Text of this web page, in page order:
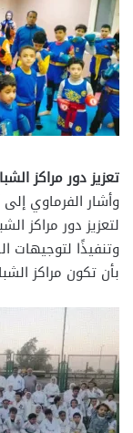
تعزيز دور مراكز
وأشار الفرماوي
لتعزيز دور مراكز
وتنفيذًا لتوجيهات
بأن تكون مراكز